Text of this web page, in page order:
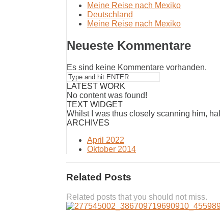
Meine Reise nach Mexiko
Deutschland
Meine Reise nach Mexiko
Neueste Kommentare
Es sind keine Kommentare vorhanden.
LATEST WORK
No content was found!
TEXT WIDGET
Whilst I was thus closely scanning him,
ARCHIVES
April 2022
Oktober 2014
Related Posts
Related posts that you should not miss.